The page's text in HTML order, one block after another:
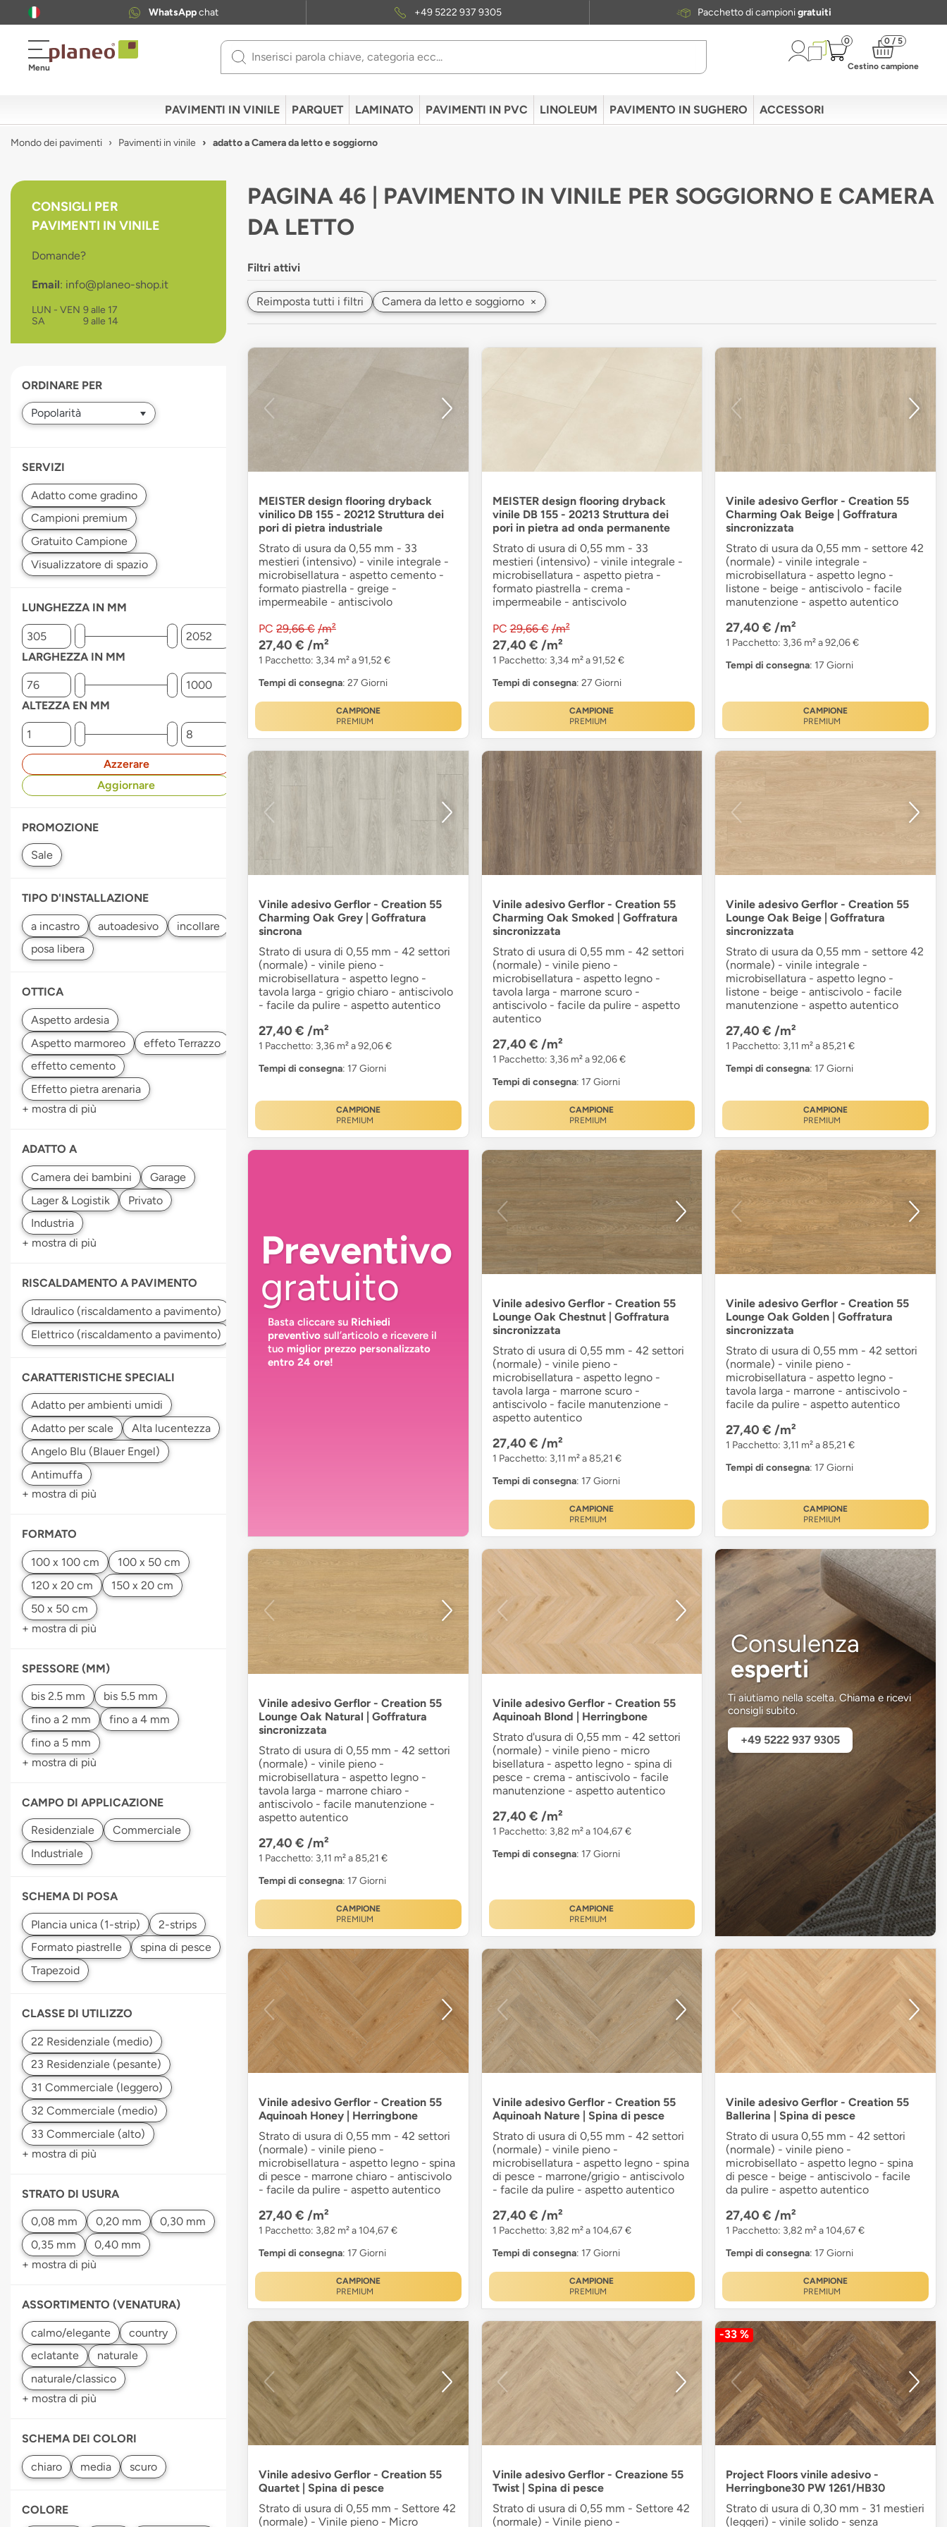
WhatsAppchat +49 5222 937 9305 Pacchetto di campionigratuiti
Menu
Use
down
arrows
to
Press
selected
result.
Touch
users
0 0 / 5
Cestino campione
PAVIMENTI IN VINILE PARQUET LAMINATO PAVIMENTI IN PVC LINOLEUM PAVIMENTO IN SUGHERO ACCESSORI
Mondo dei pavimenti Pavimenti in vinile adatto a Camera da letto e soggiorno
CONSIGLI PER
PAVIMENTI IN VINILE
Domande?
Email: info@planeo-shop.it
LUN - VEN 9 alle 17
SA
9 alle 14
ORDINARE PER
SERVIZI
LUNGHEZZA IN MM
LARGHEZZA IN MM
ALTEZZA EN MM
Azzerare
Aggiornare
PROMOZIONE
TIPO D'INSTALLAZIONE
OTTICA
+ mostra di più
ADATTO A
+ mostra di più
RISCALDAMENTO A PAVIMENTO
CARATTERISTICHE SPECIALI
+ mostra di più
FORMATO
+ mostra di più
SPESSORE (MM)
+ mostra di più
CAMPO DI APPLICAZIONE
SCHEMA DI POSA
CLASSE DI UTILIZZO
+ mostra di più
STRATO DI USURA
+ mostra di più
ASSORTIMENTO (VENATURA)
+ mostra di più
SCHEMA DEI COLORI
COLORE
PAGINA 46 | PAVIMENTO IN VINILE PER SOGGIORNO E CAMERA
DA LETTO
Filtri attivi
Reimposta tutti i filtri Camera da letto e soggiorno ×
MEISTER design flooring dryback
vinilico DB 155 - 20212 Struttura dei
pori di pietra industriale
Strato di usura da 0,55 mm - 33
mestieri (intensivo) - vinile integrale -
microbisellatura - aspetto cemento -
formato piastrella - greige -
impermeabile - antiscivolo
PC 29,66 € /m²
27,40 € /m²
1 Pacchetto: 3,34 m² a 91,52 €
Tempi di consegna: 27 Giorni
CAMPIONE
PREMIUM
MEISTER design flooring dryback
vinile DB 155 - 20213 Struttura dei
pori in pietra ad onda permanente
Strato di usura di 0,55 mm - 33
mestieri (intensivo) - vinile integrale -
microbisellatura - aspetto pietra -
formato piastrella - crema -
impermeabile - antiscivolo
PC 29,66 € /m²
27,40 € /m²
1 Pacchetto: 3,34 m² a 91,52 €
Tempi di consegna: 27 Giorni
CAMPIONE
PREMIUM
Vinile adesivo Gerflor - Creation 55
Charming Oak Beige | Goffratura
sincronizzata
Strato di usura da 0,55 mm - settore 42
(normale) - vinile integrale -
microbisellatura - aspetto legno -
listone - beige - antiscivolo - facile
manutenzione - aspetto autentico
27,40 € /m²
1 Pacchetto: 3,36 m² a 92,06 €
Tempi di consegna: 17 Giorni
CAMPIONE
PREMIUM
Vinile adesivo Gerflor - Creation 55
Charming Oak Grey | Goffratura
sincrona
Strato di usura di 0,55 mm - 42 settori
(normale) - vinile pieno -
microbisellatura - aspetto legno -
tavola larga - grigio chiaro - antiscivolo
- facile da pulire - aspetto autentico
27,40 € /m²
1 Pacchetto: 3,36 m² a 92,06 €
Tempi di consegna: 17 Giorni
CAMPIONE
PREMIUM
Vinile adesivo Gerflor - Creation 55
Charming Oak Smoked | Goffratura
sincronizzata
Strato di usura di 0,55 mm - 42 settori
(normale) - vinile pieno -
microbisellatura - aspetto legno -
tavola larga - marrone scuro -
antiscivolo - facile da pulire - aspetto
autentico
27,40 € /m²
1 Pacchetto: 3,36 m² a 92,06 €
Tempi di consegna: 17 Giorni
CAMPIONE
PREMIUM
Vinile adesivo Gerflor - Creation 55
Lounge Oak Beige | Goffratura
sincronizzata
Strato di usura da 0,55 mm - settore 42
(normale) - vinile integrale -
microbisellatura - aspetto legno -
listone - beige - antiscivolo - facile
manutenzione - aspetto autentico
27,40 € /m²
1 Pacchetto: 3,11 m² a 85,21 €
Tempi di consegna: 17 Giorni
CAMPIONE
PREMIUM
Preventivo
gratuito
Basta cliccare su Richiedi
preventivo sull’articolo e ricevere il
tuomiglior prezzo personalizzato
entro 24 ore!
Vinile adesivo Gerflor - Creation 55
Lounge Oak Chestnut | Goffratura
sincronizzata
Strato di usura di 0,55 mm - 42 settori
(normale) - vinile pieno -
microbisellatura - aspetto legno -
tavola larga - marrone scuro -
antiscivolo - facile manutenzione -
aspetto autentico
27,40 € /m²
1 Pacchetto: 3,11 m² a 85,21 €
Tempi di consegna: 17 Giorni
CAMPIONE
PREMIUM
Vinile adesivo Gerflor - Creation 55
Lounge Oak Golden | Goffratura
sincronizzata
Strato di usura di 0,55 mm - 42 settori
(normale) - vinile pieno -
microbisellatura - aspetto legno -
tavola larga - marrone - antiscivolo -
facile da pulire - aspetto autentico
27,40 € /m²
1 Pacchetto: 3,11 m² a 85,21 €
Tempi di consegna: 17 Giorni
CAMPIONE
PREMIUM
Vinile adesivo Gerflor - Creation 55
Lounge Oak Natural | Goffratura
sincronizzata
Strato di usura di 0,55 mm - 42 settori
(normale) - vinile pieno -
microbisellatura - aspetto legno -
tavola larga - marrone chiaro -
antiscivolo - facile manutenzione -
aspetto autentico
27,40 € /m²
1 Pacchetto: 3,11 m² a 85,21 €
Tempi di consegna: 17 Giorni
CAMPIONE
PREMIUM
Vinile adesivo Gerflor - Creation 55
Aquinoah Blond | Herringbone
Strato d'usura di 0,55 mm - 42 settori
(normale) - vinile pieno - micro
bisellatura - aspetto legno - spina di
pesce - crema - antiscivolo - facile
manutenzione - aspetto autentico
27,40 € /m²
1 Pacchetto: 3,82 m² a 104,67 €
Tempi di consegna: 17 Giorni
CAMPIONE
PREMIUM
Consulenza
esperti
Ti aiutiamo nella scelta. Chiama e ricevi
consigli subito.
+49 5222 937 9305
Vinile adesivo Gerflor - Creation 55
Aquinoah Honey | Herringbone
Strato di usura di 0,55 mm - 42 settori
(normale) - vinile pieno -
microbisellatura - aspetto legno - spina
di pesce - marrone chiaro - antiscivolo
- facile da pulire - aspetto autentico
27,40 € /m²
1 Pacchetto: 3,82 m² a 104,67 €
Tempi di consegna: 17 Giorni
CAMPIONE
PREMIUM
Vinile adesivo Gerflor - Creation 55
Aquinoah Nature | Spina di pesce
Strato di usura di 0,55 mm - 42 settori
(normale) - vinile pieno -
microbisellatura - aspetto legno - spina
di pesce - marrone/grigio - antiscivolo
- facile da pulire - aspetto autentico
27,40 € /m²
1 Pacchetto: 3,82 m² a 104,67 €
Tempi di consegna: 17 Giorni
CAMPIONE
PREMIUM
Vinile adesivo Gerflor - Creation 55
Ballerina | Spina di pesce
Strato di usura 0,55 mm - 42 settori
(normale) - vinile pieno -
microbisellato - aspetto legno - spina
di pesce - beige - antiscivolo - facile
da pulire - aspetto autentico
27,40 € /m²
1 Pacchetto: 3,82 m² a 104,67 €
Tempi di consegna: 17 Giorni
CAMPIONE
PREMIUM
Vinile adesivo Gerflor - Creation 55
Quartet | Spina di pesce
Strato di usura di 0,55 mm - Settore 42
(normale) - Vinile pieno - Micro
Vinile adesivo Gerflor - Creazione 55
Twist | Spina di pesce
Strato di usura di 0,55 mm - Settore 42
(normale) - Vinile pieno -
-33 %
Project Floors vinile adesivo -
Herringbone30 PW 1261/HB30
Strato di usura di 0,30 mm - 31 mestieri
(leggeri) - vinile solido - senza